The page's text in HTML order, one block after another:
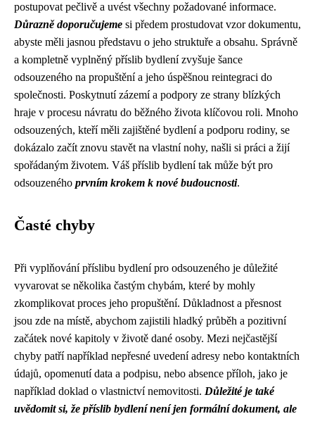
postupovat pečlivě a uvést všechny požadované informace.
Důrazně doporučujeme si předem prostudovat vzor dokumentu,
abyste měli jasnou představu o jeho struktuře a obsahu. Správně
a kompletně vyplněný příslib bydlení zvyšuje šance
odsouzeného na propuštění a jeho úspěšnou reintegraci do
společnosti. Poskytnutí zázemí a podpory ze strany blízkých
hraje v procesu návratu do běžného života klíčovou roli. Mnoho
odsouzených, kteří měli zajištěné bydlení a podporu rodiny, se
dokázalo začít znovu stavět na vlastní nohy, našli si práci a žijí
spořádaným životem. Váš příslib bydlení tak může být pro
odsouzeného prvním krokem k nové budoucnosti.
Časté chyby
Při vyplňování příslibu bydlení pro odsouzeného je důležité
vyvarovat se několika častým chybám, které by mohly
zkomplikovat proces jeho propuštění. Důkladnost a přesnost
jsou zde na místě, abychom zajistili hladký průběh a pozitivní
začátek nové kapitoly v životě dané osoby. Mezi nejčastější
chyby patří například nepřesné uvedení adresy nebo kontaktních
údajů, opomenutí data a podpisu, nebo absence příloh, jako je
například doklad o vlastnictví nemovitosti. Důležité je také
uvědomit si, že příslib bydlení není jen formální dokument, ale